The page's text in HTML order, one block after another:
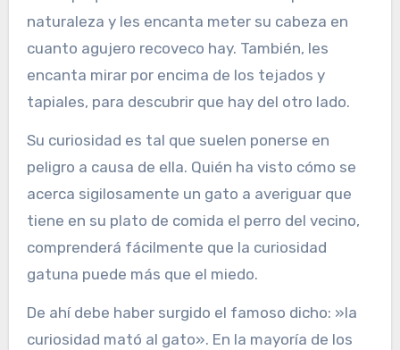
naturaleza y les encanta meter su cabeza en
cuanto agujero recoveco hay. También, les
encanta mirar por encima de los tejados y
tapiales, para descubrir que hay del otro lado.
Su curiosidad es tal que suelen ponerse en
peligro a causa de ella. Quién ha visto cómo se
acerca sigilosamente un gato a averiguar que
tiene en su plato de comida el perro del vecino,
comprenderá fácilmente que la curiosidad
gatuna puede más que el miedo.
De ahí debe haber surgido el famoso dicho: »la
curiosidad mató al gato». En la mayoría de los